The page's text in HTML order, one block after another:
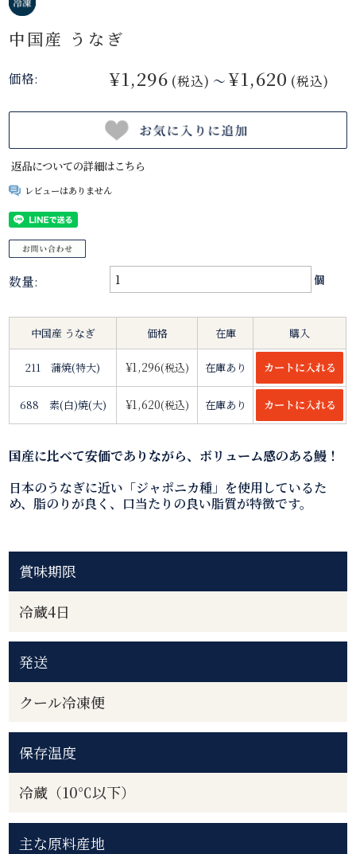
中国産 うなぎ
価格: ¥1,296 (税込) ～ ¥1,620 (税込)
返品についての詳細はこちら
レビューはありません
数量: 個
中国産 うなぎ 価格 在庫 購入
211 蒲焼(特大) ¥1,296(税込) 在庫あり
688 素(白)焼(大) ¥1,620(税込) 在庫あり
国産に比べて安価でありながら、ボリューム感のある鰻！
日本のうなぎに近い「ジャポニカ種」を使用しているた
め、脂のりが良く、口当たりの良い脂質が特徴です。
賞味期限
冷蔵4日
発送
クール冷凍便
保存温度
冷蔵（10℃以下）
主な原料産地